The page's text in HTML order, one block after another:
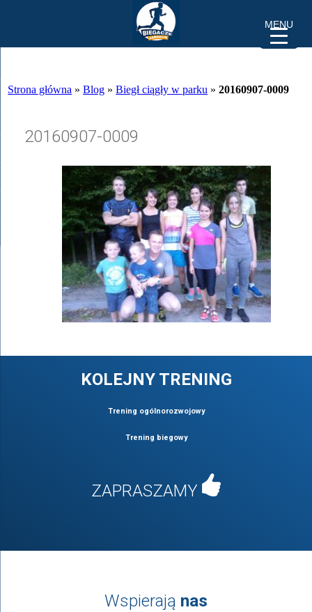
Strona główna »Blog »Biegł ciągły w parku »20160907-0009
20160907-0009
KOLEJNY TRENING
Trening ogólnorozwojowy
Trening biegowy
ZAPRASZAMY
Wspierają nas
MENU